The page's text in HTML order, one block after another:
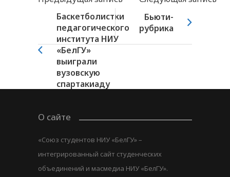
Баскетболистки
педагогического
института НИУ
«БелГУ»
выиграли
вузовскую
спартакиаду
Бьюти-
рубрика
О сайте
«Союз студентов НИУ «БелГУ» –
интегрированный сайт студенческих
объединений и масмедиа НИУ «БелГУ».